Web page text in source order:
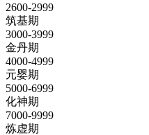
2600-2999
筑基期
3000-3999
金丹期
4000-4999
元婴期
5000-6999
化神期
7000-9999
炼虚期